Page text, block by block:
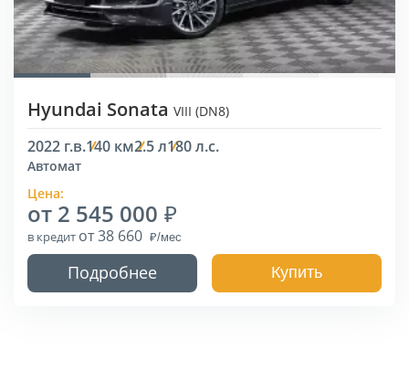
Hyundai Sonata VIII (DN8)
2022 г.в.140 км2.5 л180 л.с.
Автомат
Цена:
от 2 545 000
в кредит от 38 660
Подробнее Купить